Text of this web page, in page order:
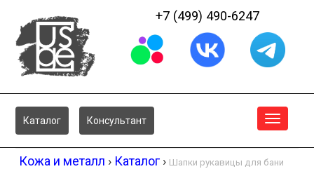
+7 (499) 490-6247
Меню
Каталог Консультант
Кожа и металл › Каталог › Шапки рукавицы для бани